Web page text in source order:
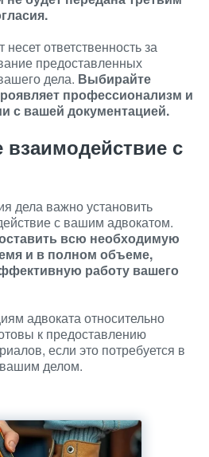
ответственность за
предоставленных
дела. Выбирайте
профессионализм и
с вашей документацией.
с
дела важно установить
с вашим адвокатом.
всю необходимую
и в полном объеме,
работу вашего
адвоката относительно
к предоставлению
если это потребуется в
делом.